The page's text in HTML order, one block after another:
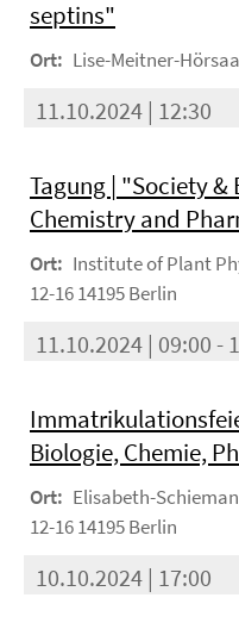
septins"
Ort: Lise-Meitner-
11.10.2024 | 12:30
Tagung | "Society &
Chemistry and
Ort: Institute of Plant
12-16 14195 Berlin
11.10.2024 | 09:00 -
Biologie, Chemie,
Ort: Elisabeth-
12-16 14195 Berlin
10.10.2024 | 17:00